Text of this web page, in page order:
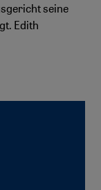
seine
Edith